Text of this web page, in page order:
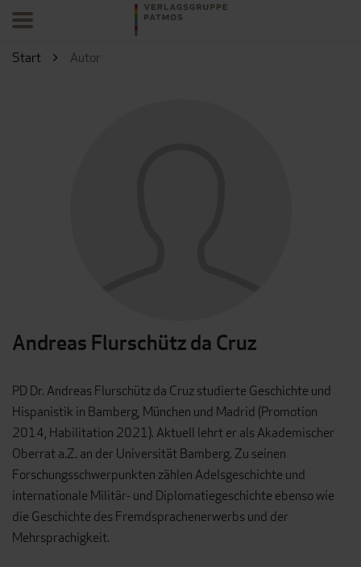
Start Autor
Andreas Flurschütz da Cruz
PD Dr. Andreas Flurschütz da Cruz studierte Geschichte und
Hispanistik in Bamberg, München und Madrid (Promotion
2014, Habilitation 2021). Aktuell lehrt er als Akademischer
Oberrat a.Z. an der Universität Bamberg. Zu seinen
Forschungsschwerpunkten zählen Adelsgeschichte und
internationale Militär- und Diplomatiegeschichte ebenso wie
die Geschichte des Fremdsprachenerwerbs und der
Mehrsprachigkeit.